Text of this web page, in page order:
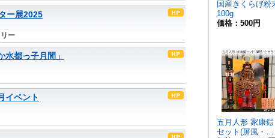
ー展2025
ー
都っ子月間」
イベント